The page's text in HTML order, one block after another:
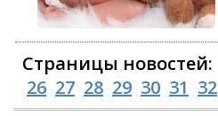
Страницы новостей:
26 27 28 29 30 31 32